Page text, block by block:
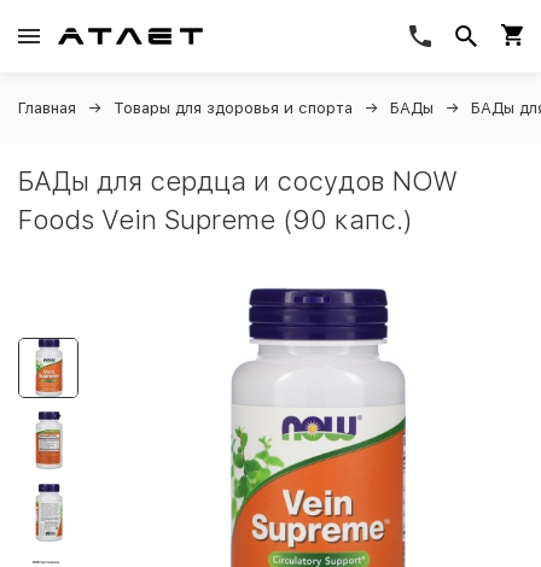
Главная Товары для здоровья и спорта БАДы БАДы
БАДы для сердца и сосудов NOW
Foods Vein Supreme (90 капс.)